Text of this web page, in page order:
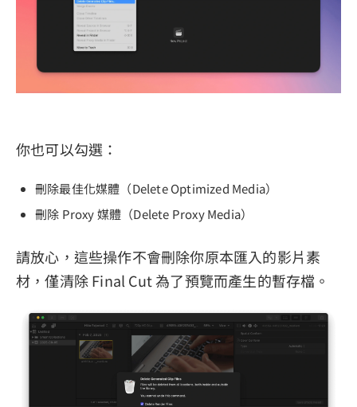
你也可以勾選：
刪除最佳化媒體（Delete Optimized Media）
刪除 Proxy 媒體（Delete Proxy Media）
請放心，這些操作不會刪除你原本匯入的影片素
材，僅清除 Final Cut 為了預覽而產生的暫存檔。